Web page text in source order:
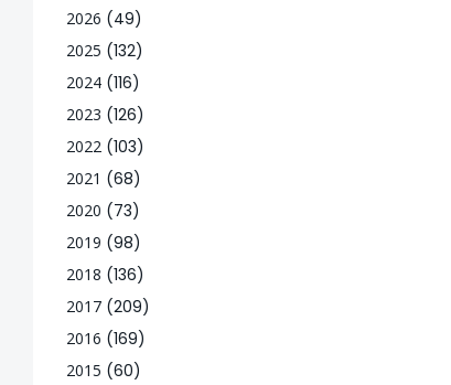
2026 (49)
2025 (132)
2024 (116)
2023 (126)
2022 (103)
2021 (68)
2020 (73)
2019 (98)
2018 (136)
2017 (209)
2016 (169)
2015 (60)